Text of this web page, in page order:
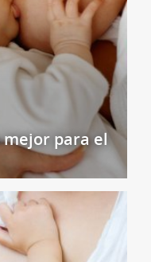
para el